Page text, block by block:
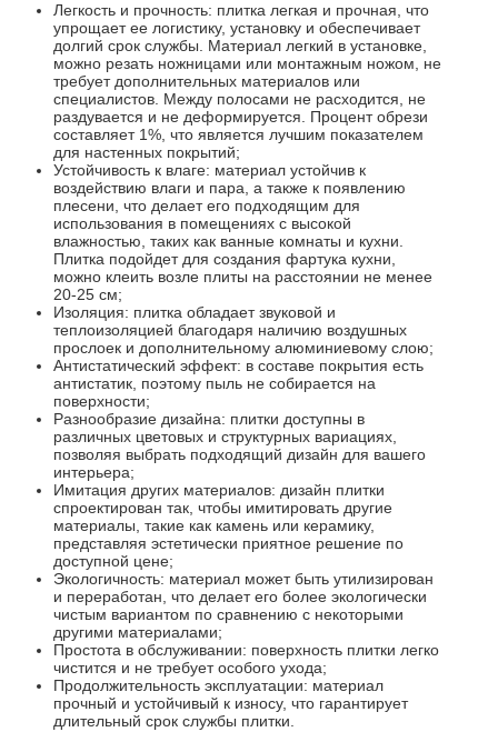
Легкость и прочность: плитка легкая и прочная, что
упрощает ее логистику, установку и обеспечивает
долгий срок службы. Материал легкий в установке,
можно резать ножницами или монтажным ножом, не
требует дополнительных материалов или
специалистов. Между полосами не расходится, не
раздувается и не деформируется. Процент обрези
составляет 1%, что является лучшим показателем
для настенных покрытий;
Устойчивость к влаге: материал устойчив к
воздействию влаги и пара, а также к появлению
плесени, что делает его подходящим для
использования в помещениях с высокой
влажностью, таких как ванные комнаты и кухни.
Плитка подойдет для создания фартука кухни,
можно клеить возле плиты на расстоянии не менее
20-25 см;
Изоляция: плитка обладает звуковой и
теплоизоляцией благодаря наличию воздушных
прослоек и дополнительному алюминиевому слою;
Антистатический эффект: в составе покрытия есть
антистатик, поэтому пыль не собирается на
поверхности;
Разнообразие дизайна: плитки доступны в
различных цветовых и структурных вариациях,
позволяя выбрать подходящий дизайн для вашего
интерьера;
Имитация других материалов: дизайн плитки
спроектирован так, чтобы имитировать другие
материалы, такие как камень или керамику,
представляя эстетически приятное решение по
доступной цене;
Экологичность: материал может быть утилизирован
и переработан, что делает его более экологически
чистым вариантом по сравнению с некоторыми
другими материалами;
Простота в обслуживании: поверхность плитки легко
чистится и не требует особого ухода;
Продолжительность эксплуатации: материал
прочный и устойчивый к износу, что гарантирует
длительный срок службы плитки.